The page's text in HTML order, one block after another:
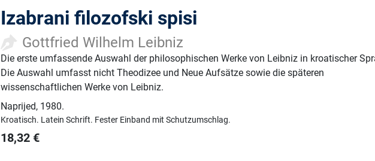
Izabrani filozofski spisi
Gottfried Wilhelm Leibniz
Die erste umfassende Auswahl der philosophischen Werke von Leibniz in kroatischer
Die Auswahl umfasst nicht Theodizee und Neue Aufsätze sowie die späteren
wissenschaftlichen Werke von Leibniz.
Naprijed, 1980.
Kroatisch. Latein Schrift. Fester Einband mit Schutzumschlag.
18,32 €